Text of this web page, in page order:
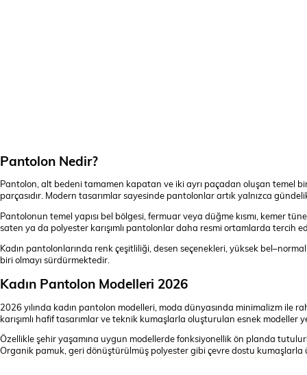
Pantolon Nedir?
Pantolon, alt bedeni tamamen kapatan ve iki ayrı paçadan oluşan temel
parçasıdır. Modern tasarımlar sayesinde pantolonlar artık yalnızca
Pantolonun temel yapısı bel bölgesi, fermuar veya düğme kısmı, kemer
saten ya da polyester karışımlı pantolonlar daha resmi ortamlarda tercih
Kadın pantolonlarında renk çeşitliliği, desen seçenekleri, yüksek
biri olmayı sürdürmektedir.
Kadın Pantolon Modelleri 2026
2026 yılında kadın pantolon modelleri, moda dünyasında minimalizm ile
karışımlı hafif tasarımlar ve teknik kumaşlarla oluşturulan esnek modeller
Özellikle şehir yaşamına uygun modellerde fonksiyonellik ön planda
Organik pamuk, geri dönüştürülmüş polyester gibi çevre dostu